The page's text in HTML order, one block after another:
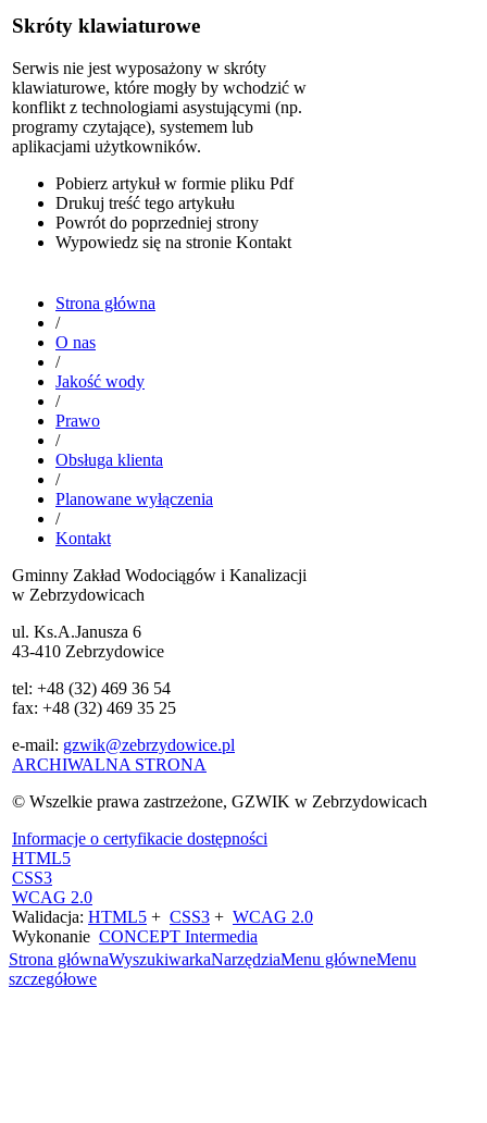
Skróty klawiaturowe
Serwis nie jest wyposażony w skróty
klawiaturowe, które mogły by wchodzić w
konflikt z technologiami asystującymi (np.
programy czytające), systemem lub
aplikacjami użytkowników.
Pobierz artykuł w formie pliku Pdf
Drukuj treść tego artykułu
Powrót do poprzedniej strony
Wypowiedz się na stronie Kontakt
Strona główna
/
O nas
/
Jakość wody
/
Prawo
/
Obsługa klienta
/
Planowane wyłączenia
/
Kontakt
Gminny Zakład Wodociągów i Kanalizacji
w Zebrzydowicach
ul. Ks.A.Janusza 6
43-410 Zebrzydowice
tel: +48 (32) 469 36 54
fax: +48 (32) 469 35 25
e-mail: gzwik@zebrzydowice.pl
ARCHIWALNA STRONA
© Wszelkie prawa zastrzeżone, GZWIK w Zebrzydowicach
Informacje o certyfikacie dostępności
HTML5
CSS3
WCAG 2.0
Walidacja: HTML5 + CSS3 + WCAG 2.0
Wykonanie CONCEPT Intermedia
Strona głównaWyszukiwarkaNarzędziaMenu główneMenu
szczegółowe